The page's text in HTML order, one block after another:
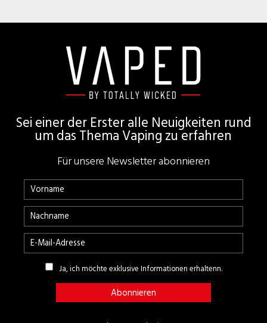
Sei einer der Erster alle Neuigkeiten rund
um das Thema Vaping zu erfahren
Für unsere Newsletter abonnieren
Ja, ich möchte exklusive Informationen erhaltenn.